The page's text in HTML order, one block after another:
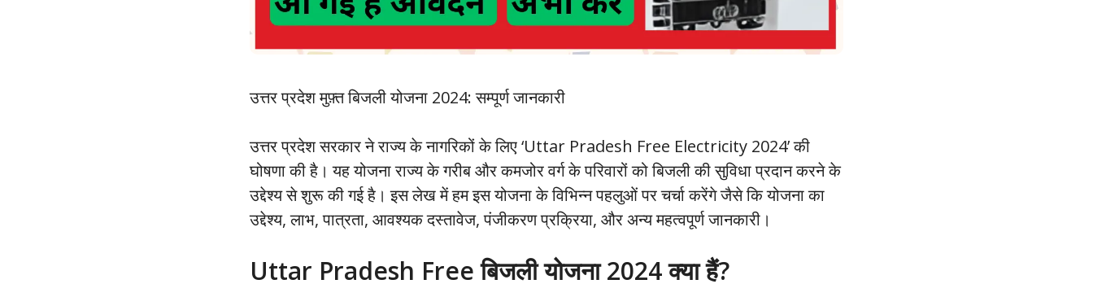
उत्तर प्रदेश मुफ़्त बिजली योजना 2024: सम्पूर्ण जानकारी
उत्तर प्रदेश सरकार ने राज्य के नागरिकों के लिए ‘Uttar Pradesh Free Electricity 2024’ की
घोषणा की है। यह योजना राज्य के गरीब और कमजोर वर्ग के परिवारों को बिजली की सुविधा प्रदान करने के
उद्देश्य से शुरू की गई है। इस लेख में हम इस योजना के विभिन्न पहलुओं पर चर्चा करेंगे जैसे कि योजना का
उद्देश्य, लाभ, पात्रता, आवश्यक दस्तावेज, पंजीकरण प्रक्रिया, और अन्य महत्वपूर्ण जानकारी।
Uttar Pradesh Free बिजली योजना 2024 क्या हैं?